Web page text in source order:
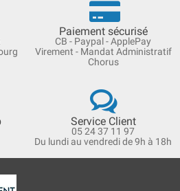
Paiement sécurisé
CB - Paypal - ApplePay
Virement - Mandat Administratif
Chorus
Service Client
05 24 37 11 97
Du lundi au vendredi de 9h à 18h